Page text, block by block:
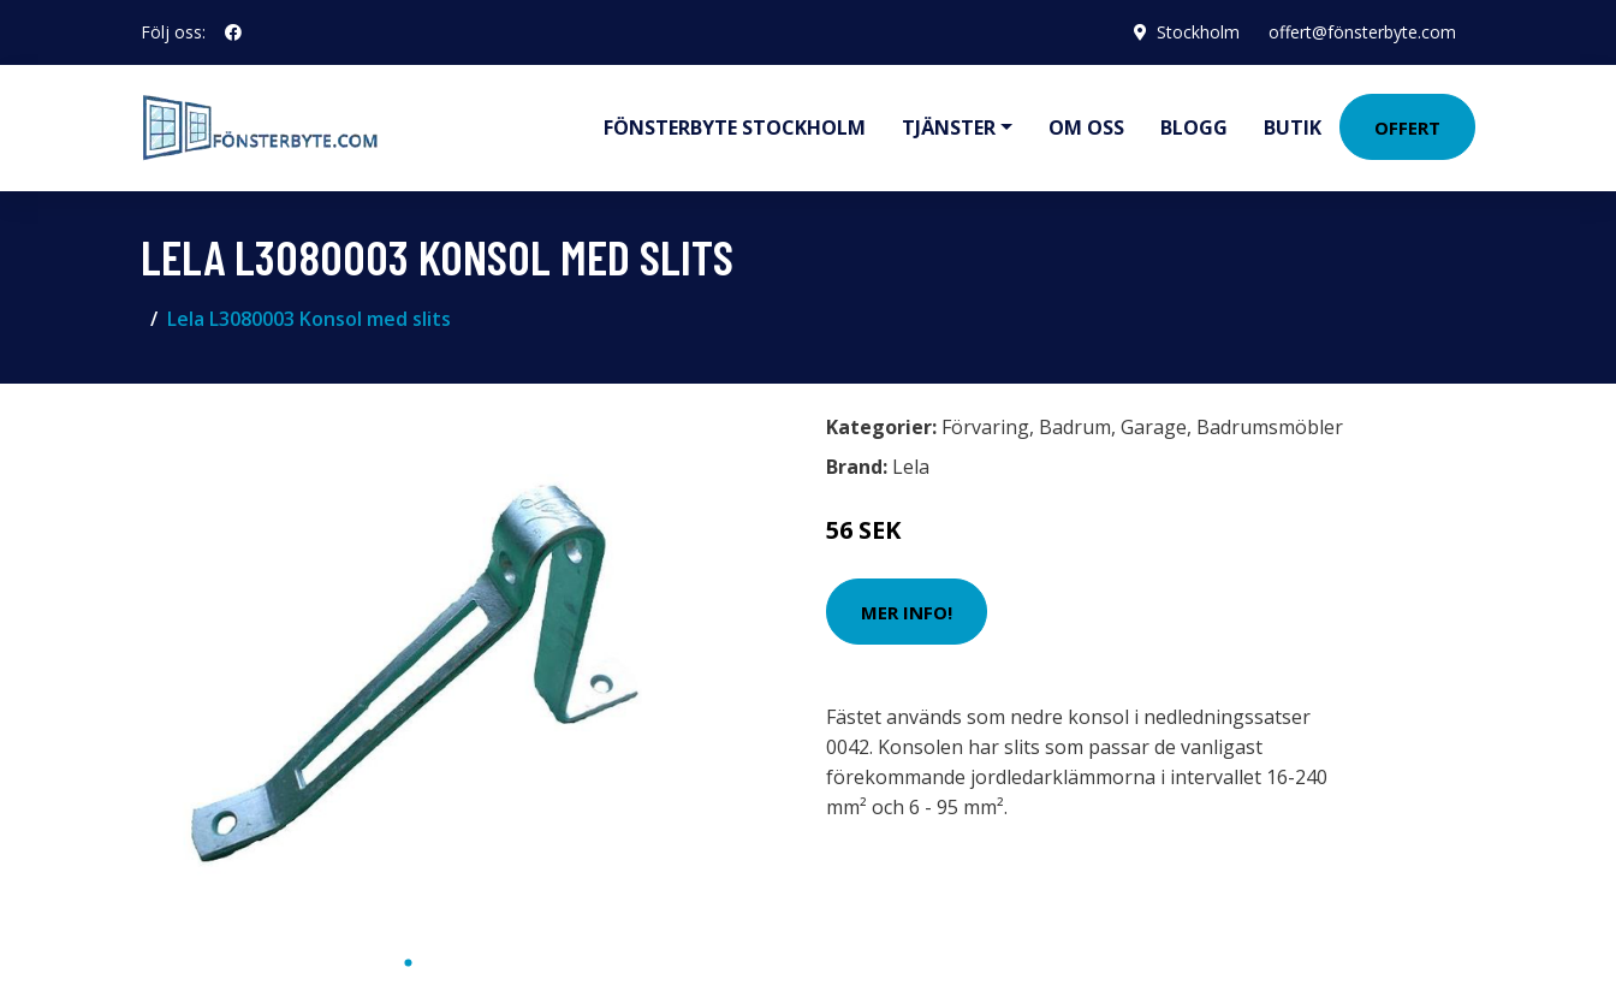
Följ oss: Stockholm offert@fönsterbyte.com
FÖNSTERBYTE STOCKHOLM TJÄNSTER OM OSS BLOGG BUTIK OFFERT
LELA L3080003 KONSOL MED SLITS
Lela L3080003 Konsol med slits
Kategorier: Förvaring, Badrum, Garage, Badrumsmöbler
Brand: Lela
56 SEK
MER INFO!
Fästet används som nedre konsol i nedledningssatser
0042. Konsolen har slits som passar de vanligast
förekommande jordledarklämmorna i intervallet 16-240
mm² och 6 - 95 mm².